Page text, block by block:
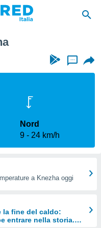
...
Nord
9
24 km/h
a Knezha oggi
la fine del caldo:
entrare nella storia.